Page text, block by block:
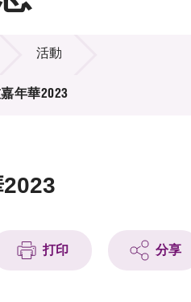
活動
年華2023
打印 分享